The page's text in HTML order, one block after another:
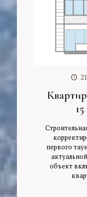
первого
объект